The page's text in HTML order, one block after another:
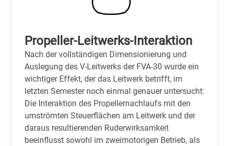
Propeller-Leitwerks-Interaktion
Nach der vollständigen Dimensionierung und
Auslegung des V-Leitwerks der FVA-30 wurde ein
wichtiger Effekt, der das Leitwerk betrifft, im
letzten Semester noch einmal genauer untersucht:
Die Interaktion des Propellernachlaufs mit den
umströmten Steuerflächen am Leitwerk und der
daraus resultierenden Ruderwirksamkeit
beeinflusst sowohl im zweimotorigen Betrieb, als